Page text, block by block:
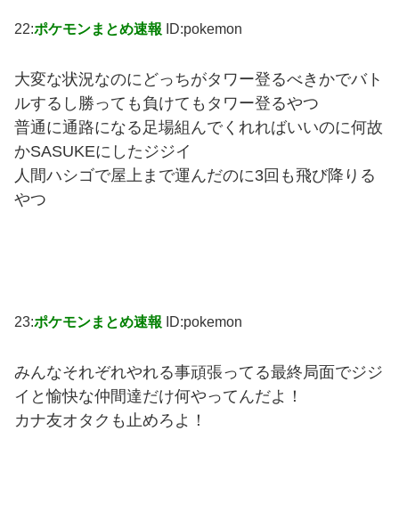
22:ポケモンまとめ速報 ID:pokemon
大変な状況なのにどっちがタワー登るべきかでバト
ルするし勝っても負けてもタワー登るやつ
普通に通路になる足場組んでくれればいいのに何故
かSASUKEにしたジジイ
人間ハシゴで屋上まで運んだのに3回も飛び降りる
やつ
23:ポケモンまとめ速報 ID:pokemon
みんなそれぞれやれる事頑張ってる最終局面でジジ
イと愉快な仲間達だけ何やってんだよ！
カナ友オタクも止めろよ！